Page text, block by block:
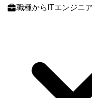
職種からITエンジニ